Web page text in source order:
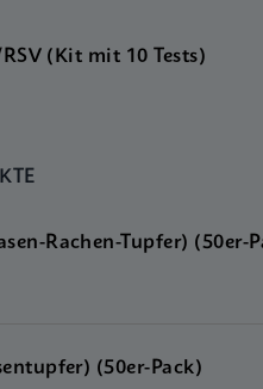
(Kit mit 10 Tests)
Rachen-Tupfer) (50er-
(50er-Pack)